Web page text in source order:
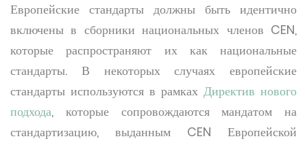
Европейские стандарты должны быть идентично
включены в сборники национальных членов CEN,
которые распространяют их как национальные
стандарты. В некоторых случаях европейские
стандарты используются в рамках Директив нового
подхода, которые сопровождаются мандатом на
стандартизацию, выданным CEN Европейской